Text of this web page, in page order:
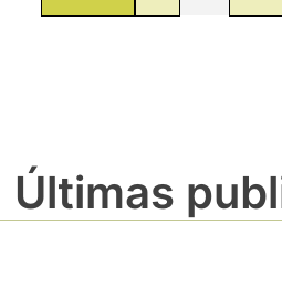
Últimas